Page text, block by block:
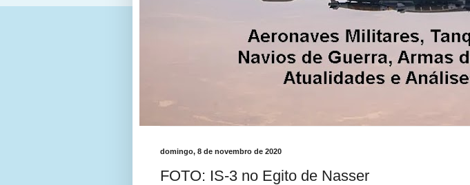
domingo, 8 de novembro de 2020
FOTO: IS-3 no Egito de Nasser